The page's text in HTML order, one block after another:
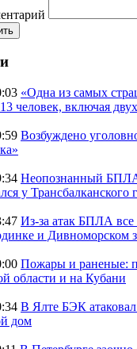
«Одна из самых
человек, включая
Возбуждено
Неопознанный БПЛА
у Трансбалканского
Из-за атак БПЛА
и Дивноморском
Пожары и раненые:
области и на Кубани
В Ялте БЭК
дом